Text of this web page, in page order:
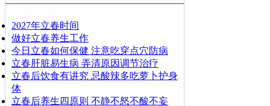
2027年立春时间
做好立春养生工作
今日立春如何保健 注意吃穿点穴防病
立春肝脏易生病 弄清原因调节治疗
立春后饮食有讲究 忌酸辣多吃萝卜护身
体
立春后养生四原则 不静不怒不酸不妄